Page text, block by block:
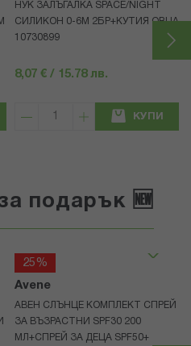
НУК ЗАЛЪГАЛКА SPACE/NIGHT
СИЛИКОН 0-6М 2БР+КУТИЯ ОВЦА
10730899
8,07 € / 15.78 лв.
КУПИ
подарък 🆕
25%
Avene
АВЕН СЛЪНЦЕ КОМПЛЕКТ СПРЕЙ
ЗА ВЪЗРАСТНИ SPF30 200
МЛ+СПРЕЙ ЗА ДЕЦА SPF50+